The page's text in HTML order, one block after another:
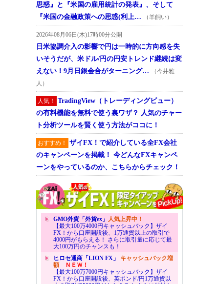
思惑』と『米国の雇用統計の発表』、そして
『米国の金融政策への思惑(利上…
（羊飼い）
2026年08月06日(木)17時00分公開
日米協調介入の影響で円は一時的に方向感を失
いそうだが、米ドル/円の円安トレンド継続は変
えない！9月日銀会合がターニング…
（今井雅
人）
人気！
TradingView（トレーディングビュー）
の有料機能を無料で使う裏ワザ？ 人気のチャー
ト分析ツールを賢く使う方法がココに！
おすすめ！
ザイFX！で紹介している全FX会社
のキャンペーンを掲載！ 今どんなFXキャンペ
ーンをやっているのか、こちらからチェック！
GMO外貨「外貨ex」 人気上昇中！
【最大100万4000円キャッシュバック】ザイ
FX！から口座開設後、1万通貨以上の取引で
4000円がもらえる！ さらに取引量に応じて最
大100万円のチャンスも！
ヒロセ通商「LION FX」 キャッシュバック増
額ＮＥＷ！
【最大100万7000円キャッシュバック】ザイ
FX！から口座開設後、英ポンド/円1万通貨以